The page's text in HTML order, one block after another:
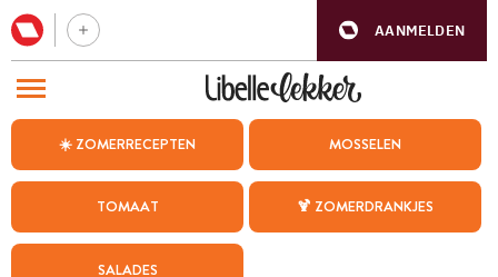
AANMELDEN
☀️ ZOMERRECEPTEN MOSSELEN
TOMAAT 🍹 ZOMERDRANKJES
SALADES
BEZOEK ONZE ANDERE WEBSITES
WEEKMENU